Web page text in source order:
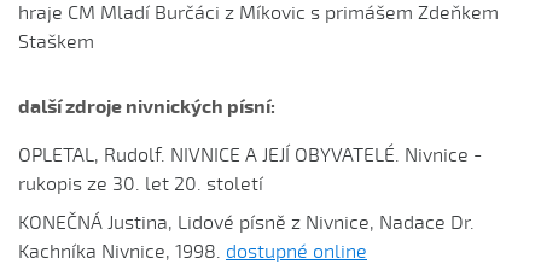
Co sa stalo na Stráni pri bráně (Alena Mimochodková,
2005)
Daj ně, Bože, vědět (Lucie Rybnikářová, 2009)
Daj, Pán Bůh, deštíčka (Marek Pavlica, 2010)
Dívča, dívča...
Do kosteła zvónili...
Dycky ně maměnka říkávala (Fornůsková Barbora,
hraje CM Mladí Burčáci z Míkovic s primášem Zdeňkem
Staškem
další zdroje nivnických písní:
OPLETAL, Rudolf. NIVNICE A JEJÍ OBYVATELÉ. Nivnice -
rukopis ze 30. let 20. století
KONEČNÁ Justina, Lidové písně z Nivnice, Nadace Dr.
Kachníka Nivnice, 1998. dostupné online